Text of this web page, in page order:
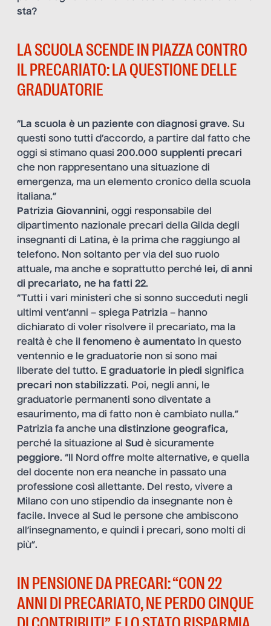
sta?
LA SCUOLA SCENDE IN PIAZZA CONTRO
IL PRECARIATO: LA QUESTIONE DELLE
GRADUATORIE
“La scuola è un paziente con diagnosi grave. Su
questi sono tutti d’accordo, a partire dal fatto che
oggi si stimano quasi 200.000 supplenti precari
che non rappresentano una situazione di
emergenza, ma un elemento cronico della scuola
italiana.”
Patrizia Giovannini, oggi responsabile del
dipartimento nazionale precari della Gilda degli
insegnanti di Latina, è la prima che raggiungo al
telefono. Non soltanto per via del suo ruolo
attuale, ma anche e soprattutto perché lei, di anni
di precariato, ne ha fatti 22.
“Tutti i vari ministeri che si sonno succeduti negli
ultimi vent’anni – spiega Patrizia – hanno
dichiarato di voler risolvere il precariato, ma la
realtà è che il fenomeno è aumentato in questo
ventennio e le graduatorie non si sono mai
liberate del tutto. E graduatorie in piedi significa
precari non stabilizzati. Poi, negli anni, le
graduatorie permanenti sono diventate a
esaurimento, ma di fatto non è cambiato nulla.”
Patrizia fa anche una distinzione geografica,
perché la situazione al Sud è sicuramente
peggiore. “Il Nord offre molte alternative, e quella
del docente non era neanche in passato una
professione così allettante. Del resto, vivere a
Milano con uno stipendio da insegnante non è
facile. Invece al Sud le persone che ambiscono
all’insegnamento, e quindi i precari, sono molti di
più”.
IN PENSIONE DA PRECARI: “CON 22
ANNI DI PRECARIATO, NE PERDO CINQUE